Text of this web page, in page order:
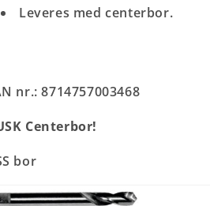
Leveres med centerbor.
nr.: 8714757003468
Centerbor!
bor